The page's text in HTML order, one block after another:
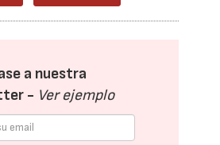
a nuestra
- Ver ejemplo